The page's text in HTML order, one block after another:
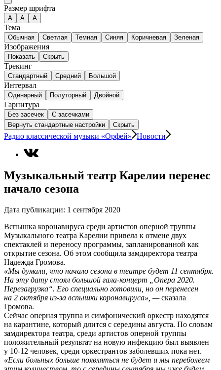
Размер шрифта
А A A
Тема
Обычная Светлая Темная Синяя Коричневая Зеленая
Изображения
Показать Скрыть
Трекинг
Стандартный Средний Большой
Интервал
Одинарный Полуторный Двойной
Гарнитура
Без засечек
С засечками
Вернуть стандартные настройки
Скрыть
Радио классической музыки «Орфей» Новости
Музыкальный театр Карелии перенес
начало сезона
Дата публикации: 1 сентября 2020
Вспышка коронавируса среди артистов оперной труппы
Музыкального театра Карелии привела к отмене двух
спектаклей и переносу программы, запланированной как
открытие сезона. Об этом сообщила замдиректора театра
Надежда Громова.
«Мы думали, что начало сезона в театре будет 11 сентября.
На эту дату стоял большой гала-концерт „Опера 2020.
Перезагрузка“. Его специально готовили, но он перенесен
на 2 октября из-за вспышки коронавируса», —сказала
Громова.
Сейчас оперная труппа и симфонический оркестр находятся
на карантине, который длится с середины августа. По словам
замдиректора театра, среди артистов оперной труппы
положительный результат на новую инфекцию был выявлен
у 10-12 человек, среди оркестрантов заболевших пока нет.
«Если больных больше появляться не будет и мы переболеем